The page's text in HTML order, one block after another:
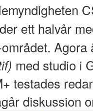
ett halvår
med studio i
testades
diskussion